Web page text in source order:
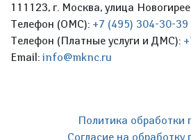
111123, г. Москва, улица
Телефон (ОМС): +7 (495) 304-30-39
Телефон (Платные услуги и ДМС):
Email: info@mknc.ru
Политика обработки
Согласие на